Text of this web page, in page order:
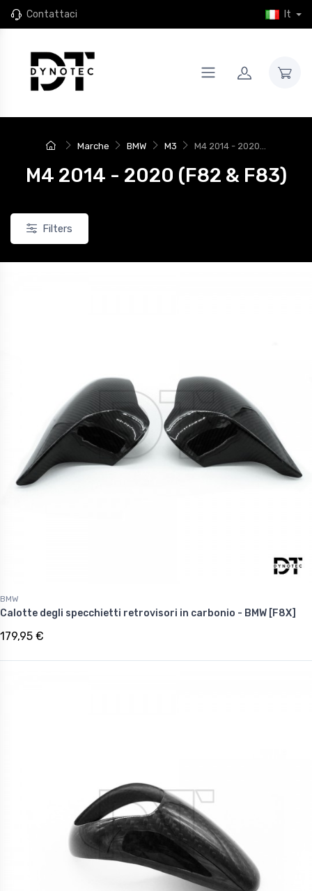
Contattaci It
Marche BMW M3 M4 2014 - 2020...
M4 2014 - 2020 (F82 & F83)
Filters
BMW
Calotte degli specchietti retrovisori in carbonio - BMW [F8X]
179,95 €